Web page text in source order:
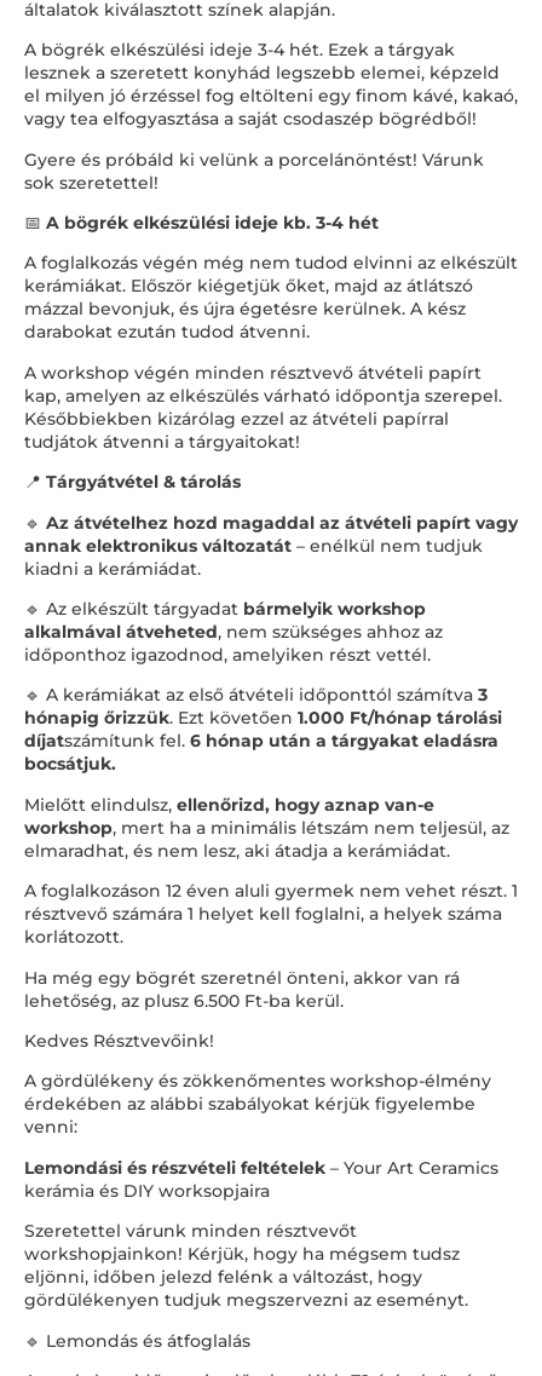
általatok kiválasztott színek alapján.
A bögrék elkészülési ideje 3-4 hét. Ezek a tárgyak
lesznek a szeretett konyhád legszebb elemei, képzeld
el milyen jó érzéssel fog eltölteni egy finom kávé, kakaó,
vagy tea elfogyasztása a saját csodaszép bögrédből!
Gyere és próbáld ki velünk a porcelánöntést! Várunk
sok szeretettel!
📅 A bögrék elkészülési ideje kb. 3-4 hét
A foglalkozás végén még nem tudod elvinni az elkészült
kerámiákat. Először kiégetjük őket, majd az átlátszó
mázzal bevonjuk, és újra égetésre kerülnek. A kész
darabokat ezután tudod átvenni.
A workshop végén minden résztvevő átvételi papírt
kap, amelyen az elkészülés várható időpontja szerepel.
Későbbiekben kizárólag ezzel az átvételi papírral
tudjátok átvenni a tárgyaitokat!
📍 Tárgyátvétel & tárolás
🔹 Az átvételhez hozd magaddal az átvételi papírt vagy
annak elektronikus változatát – enélkül nem tudjuk
kiadni a kerámiádat.
🔹 Az elkészült tárgyadat bármelyik workshop
alkalmával átveheted, nem szükséges ahhoz az
időponthoz igazodnod, amelyiken részt vettél.
🔹 A kerámiákat az első átvételi időponttól számítva 3
hónapig őrizzük. Ezt követően 1.000 Ft/hónap tárolási
díjatszámítunk fel. 6 hónap után a tárgyakat eladásra
bocsátjuk.
Mielőtt elindulsz, ellenőrizd, hogy aznap van-e
workshop, mert ha a minimális létszám nem teljesül, az
elmaradhat, és nem lesz, aki átadja a kerámiádat.
A foglalkozáson 12 éven aluli gyermek nem vehet részt. 1
résztvevő számára 1 helyet kell foglalni, a helyek száma
korlátozott.
Ha még egy bögrét szeretnél önteni, akkor van rá
lehetőség, az plusz 6.500 Ft-ba kerül.
Kedves Résztvevőink!
A gördülékeny és zökkenőmentes workshop-élmény
érdekében az alábbi szabályokat kérjük figyelembe
venni:
Lemondási és részvételi feltételek – Your Art Ceramics
kerámia és DIY worksopjaira
Szeretettel várunk minden résztvevőt
workshopjainkon! Kérjük, hogy ha mégsem tudsz
eljönni, időben jelezd felénk a változást, hogy
gördülékenyen tudjuk megszervezni az eseményt.
🔹 Lemondás és átfoglalás